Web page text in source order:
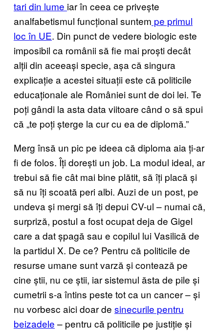
tari din lume iar în ceea ce privește
analfabetismul funcțional suntem pe primul
loc în UE. Din punct de vedere biologic este
imposibil ca românii să fie mai proști decât
alții din aceeași specie, așa că singura
explicație a acestei situații este că politicile
educaționale ale României sunt de doi lei. Te
poți gândi la asta data viitoare când o să spui
că „te poți șterge la cur cu ea de diplomă.”
Merg însă un pic pe ideea că diploma aia ți-ar
fi de folos. Îți dorești un job. La modul ideal, ar
trebui să fie cât mai bine plătit, să îți placă și
să nu îți scoată peri albi. Auzi de un post, pe
undeva și mergi să îți depui CV-ul – numai că,
surpriză, postul a fost ocupat deja de Gigel
care a dat șpagă sau e copilul lui Vasilică de
la partidul X. De ce? Pentru că politicile de
resurse umane sunt varză și contează pe
cine știi, nu ce știi, iar sistemul ăsta de pile și
cumetrii s-a întins peste tot ca un cancer – și
nu vorbesc aici doar de sinecurile pentru
beizadele – pentru că politicile pe justiție și